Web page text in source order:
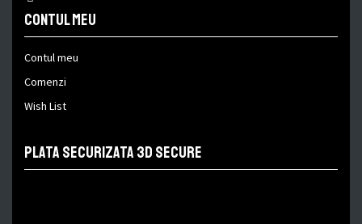
Contul meu
Contul meu
Comenzi
Wish List
Plata securizata 3D Secure